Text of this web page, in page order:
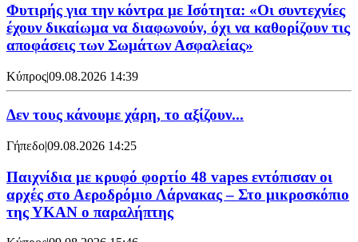
Φυτιρής για την κόντρα με Ισότητα: «Οι συντεχνίες
έχουν δικαίωμα να διαφωνούν, όχι να καθορίζουν τις
αποφάσεις των Σωμάτων Ασφαλείας»
Κύπρος|09.08.2026 14:39
Δεν τους κάνουμε χάρη, το αξίζουν...
Γήπεδο|09.08.2026 14:25
Παιχνίδια με κρυφό φορτίο 48 vapes εντόπισαν οι
αρχές στο Αεροδρόμιο Λάρνακας – Στο μικροσκόπιο
της ΥΚΑΝ ο παραλήπτης